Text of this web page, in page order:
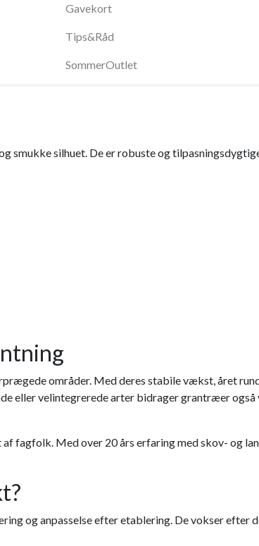
Gavekort
Tips&Råd
SommerOutlet
smukke silhuet. De er robuste og
områder. Med deres stabile vækst, året
eller velintegrerede arter bidrager grantræer
fagfolk. Med over 20 års erfaring med skov- og
og anpasselse efter etablering. De vokser efter